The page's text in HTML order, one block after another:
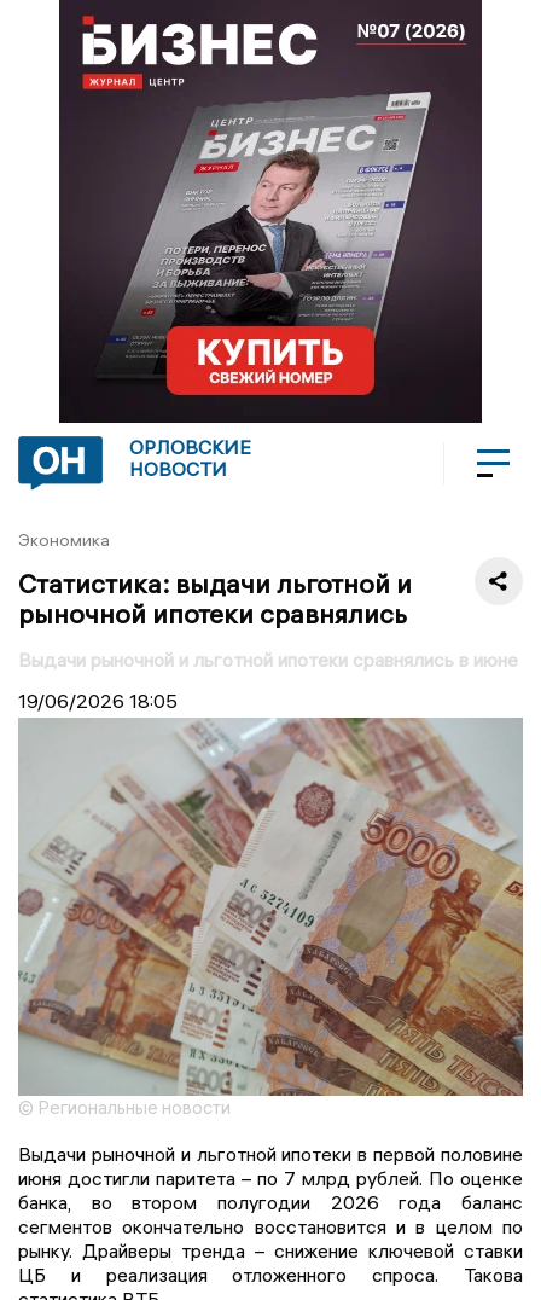
ОРЛОВСКИЕ
НОВОСТИ
Экономика
Статистика: выдачи льготной и
рыночной ипотеки сравнялись
Выдачи рыночной и льготной ипотеки сравнялись в июне
19/06/2026 18:05
© Региональные новости
Выдачи рыночной и льготной ипотеки в первой половине
июня достигли паритета – по 7 млрд рублей. По оценке
банка, во втором полугодии 2026 года баланс
сегментов окончательно восстановится и в целом по
рынку. Драйверы тренда – снижение ключевой ставки
ЦБ и реализация отложенного спроса. Такова